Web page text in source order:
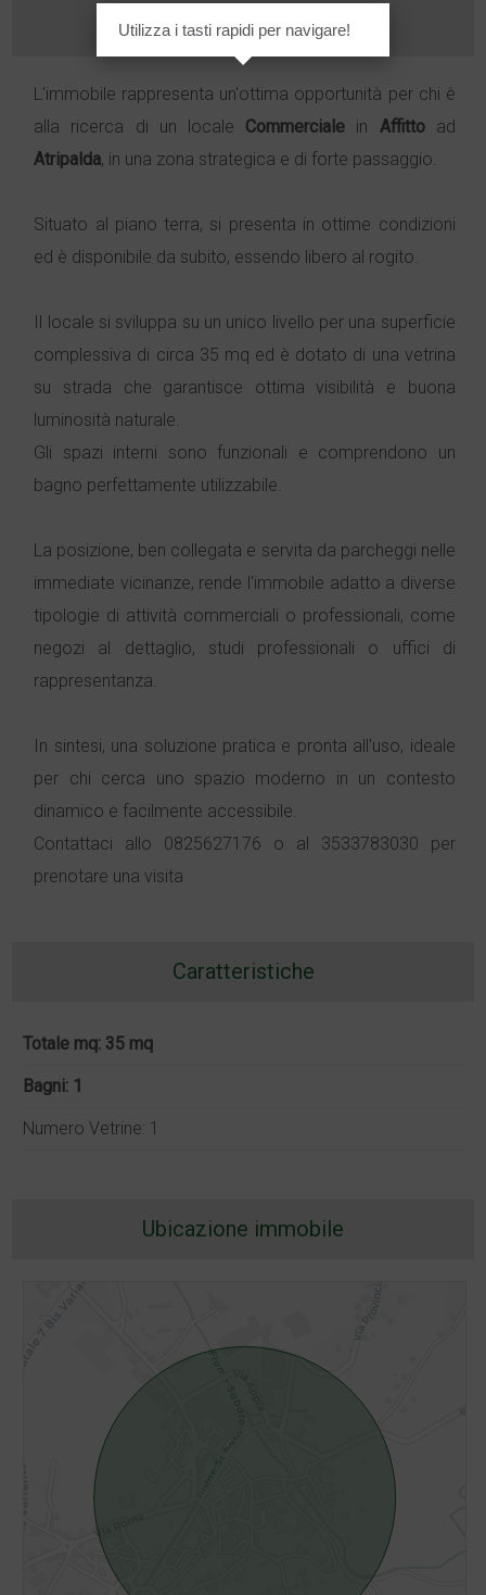
L'immobile rappresenta un'ottima opportunità per chi è
alla ricerca di un locale Commerciale in Affittoad
Atripalda, in una zona strategica e di forte passaggio.
Situato al piano terra, si presenta in ottime condizioni
ed è disponibile da subito, essendo libero al rogito.
Il locale si sviluppa su un unico livello per una superficie
complessiva di circa 35 mq ed è dotato di una vetrina
su strada che garantisce ottima visibilità e buona
luminosità naturale.
Gli spazi interni sono funzionali e comprendono un
bagno perfettamente utilizzabile.
La posizione, ben collegata e servita da parcheggi nelle
immediate vicinanze, rende l'immobile adatto a diverse
tipologie di attività commerciali o professionali, come
negozi al dettaglio, studi professionali o uffici di
rappresentanza.
In sintesi, una soluzione pratica e pronta all'uso, ideale
per chi cerca uno spazio moderno in un contesto
dinamico e facilmente accessibile.
Contattaci allo 0825627176 o al 3533783030 per
prenotare una visita
Caratteristiche
Totale mq: 35 mq
Bagni: 1
Numero Vetrine: 1
Ubicazione immobile
Utilizza i tasti rapidi per navigare!